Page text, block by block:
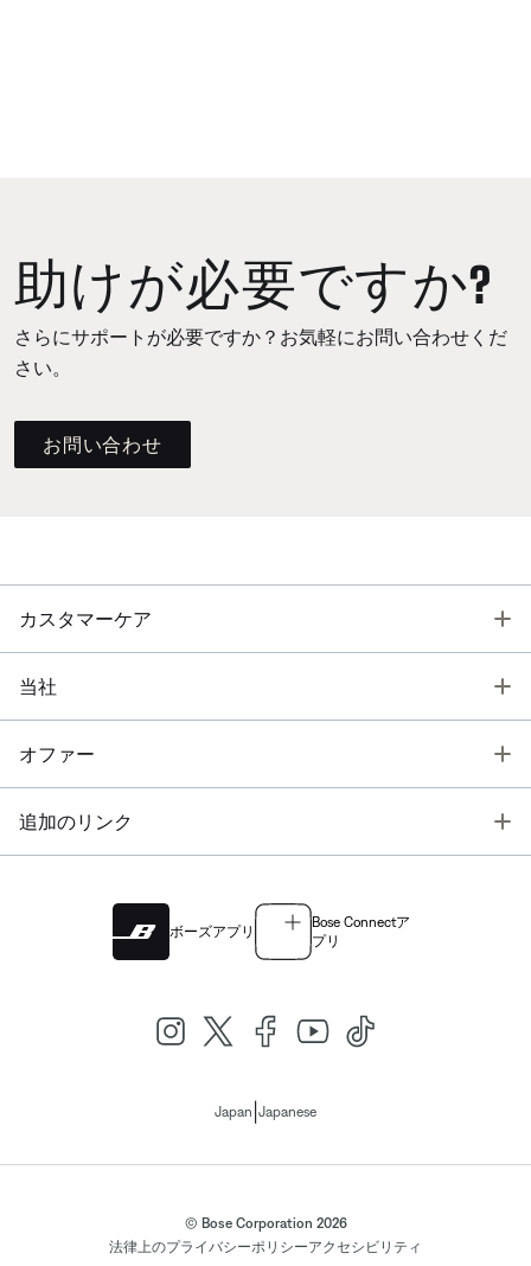
助けが必要ですか?
さらにサポートが必要ですか？お気軽にお問い合わせくだ
さい。
お問い合わせ
カスタマーケア
当社
オファー
追加のリンク
ボーズアプリ
Bose Connectア
プリ
Japan Japanese
© Bose Corporation 2026
法律上のプライバシーポリシーアクセシビリティ